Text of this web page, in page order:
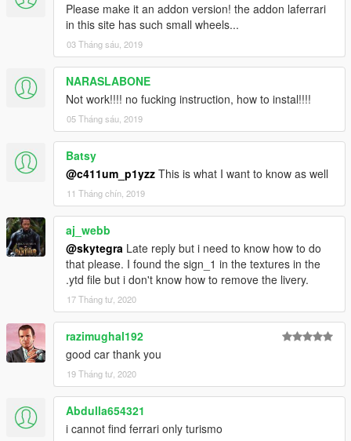
Please make it an addon version! the addon laferrari
in this site has such small wheels...
03 Tháng sáu, 2019
NARASLABONE
Not work!!!! no fucking instruction, how to instal!!!!
05 Tháng sáu, 2019
Batsy
@c411um_p1yzz This is what I want to know as well
11 Tháng chín, 2019
aj_webb
@skytegra Late reply but i need to know how to do
that please. I found the sign_1 in the textures in the
.ytd file but i don't know how to remove the livery.
17 Tháng tư, 2020
razimughal192
good car thank you
19 Tháng tư, 2020
Abdulla654321
i cannot find ferrari only turismo